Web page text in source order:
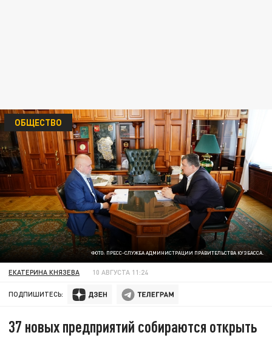
ФОТО: ПРЕСС-СЛУЖБА АДМИНИСТРАЦИИ ПРАВИТЕЛЬСТВА КУЗБАССА.
ОБЩЕСТВО
ЕКАТЕРИНА КНЯЗЕВА 10 АВГУСТА 11:24
ПОДПИШИТЕСЬ:
37 новых предприятий собираются открыть